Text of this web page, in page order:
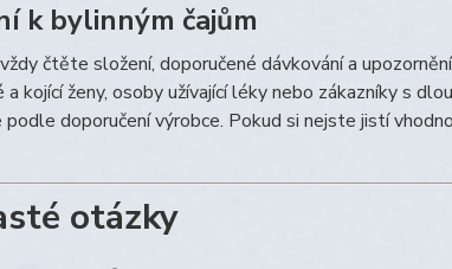
k bylinným čajům
čtěte složení, doporučené dávkování a
kojící ženy, osoby užívající léky nebo zákazníky s
doporučení výrobce. Pokud si nejste jistí
otázky